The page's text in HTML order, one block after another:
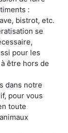
:
bistrot, etc.
se
pour les
être hors de
dans notre
pour vous
toute